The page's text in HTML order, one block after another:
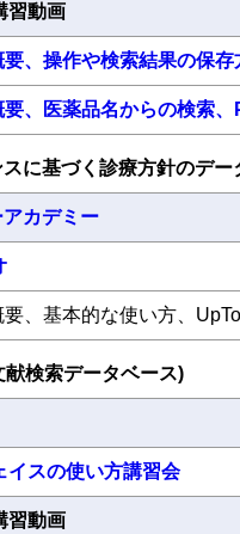
習動画
、操作や検索結果の保存
、医薬品名からの検索、
に基づく診療方針のデー
カデミー
要、基本的な使い方、
検索データベース)
イスの使い方講習会
習動画